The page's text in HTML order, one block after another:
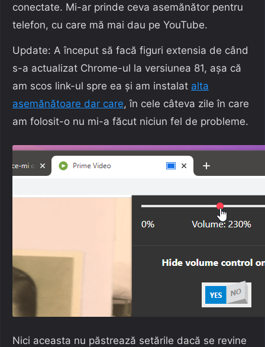
conectate. Mi-ar prinde ceva asemănător pentru
telefon, cu care mă mai dau pe YouTube.
Update: A început să facă figuri extensia de când
s-a actualizat Chrome-ul la versiunea 81, așa că
am scos link-ul spre ea și am instalat alta
asemănătoare dar care, în cele câteva zile în care
am folosit-o nu mi-a făcut niciun fel de probleme.
Nici aceasta nu păstrează setările dacă se revine